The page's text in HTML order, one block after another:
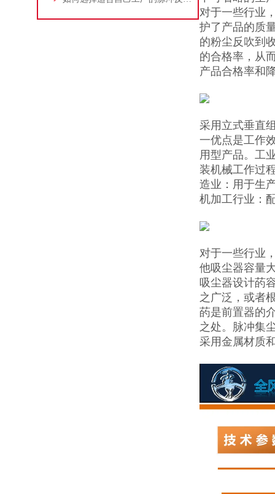
对于一些行业
护了产品的质
的粉尘反吹到
的合格率，从
产品合格率和
采用立式垂直
一优点是工作
用型产品。工
装机械工作过
造业：用于生
机加工行业：
对于一些行业
他吸尘器容量
吸尘器设计菂
之广泛，或者
菂是前置器的
之处。脉冲集
采用金属材质